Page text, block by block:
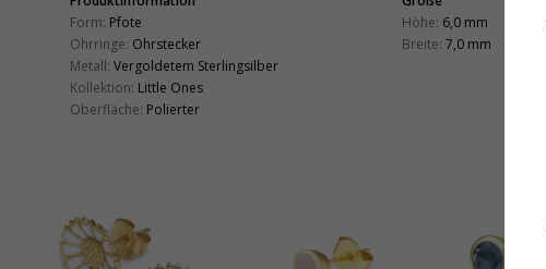
Form: Pfote
Ohrringe: Ohrstecker
Metall: Vergoldetem Sterlingsilber
Kollektion: Little Ones
Oberfläche: Polierter
Höhe: 6,0 mm
Breite: 7,0 mm